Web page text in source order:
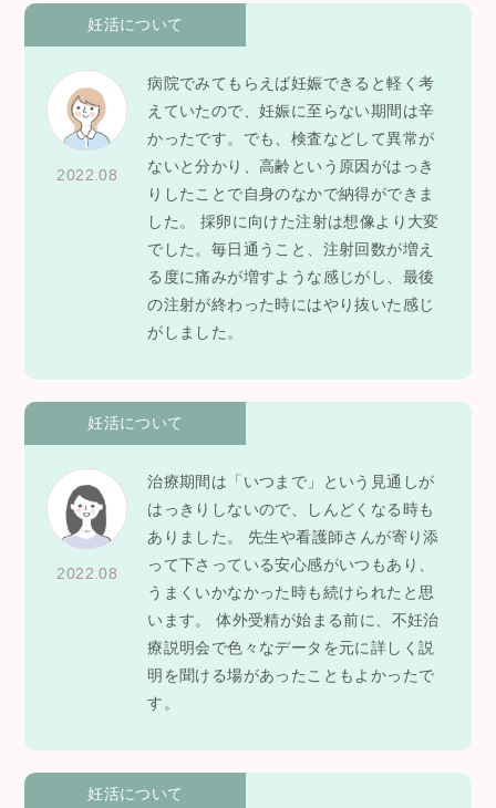
妊活について
2022.08
病院でみてもらえば妊娠できると軽く考
えていたので、妊娠に至らない期間は辛
かったです。でも、検査などして異常が
ないと分かり、高齢という原因がはっき
りしたことで自身のなかで納得ができま
した。 採卵に向けた注射は想像より大変
でした。毎日通うこと、注射回数が増え
る度に痛みが増すような感じがし、最後
の注射が終わった時にはやり抜いた感じ
がしました。
妊活について
2022.08
治療期間は「いつまで」という見通しが
はっきりしないので、しんどくなる時も
ありました。 先生や看護師さんが寄り添
って下さっている安心感がいつもあり、
うまくいかなかった時も続けられたと思
います。 体外受精が始まる前に、不妊治
療説明会で色々なデータを元に詳しく説
明を聞ける場があったこともよかったで
す。
妊活について